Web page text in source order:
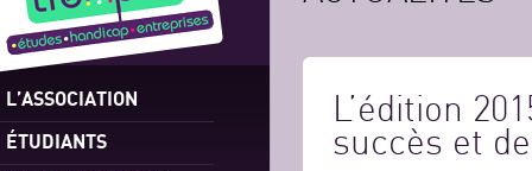
L’ASSOCIATION
ÉTUDIANTS
L’édition
succès et